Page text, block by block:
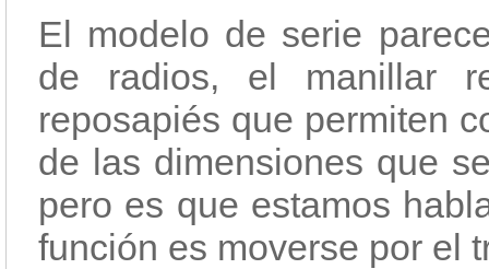
El modelo de serie
de radios, el manillar
reposapiés que permiten
de las dimensiones que
pero es que estamos
función es moverse por el